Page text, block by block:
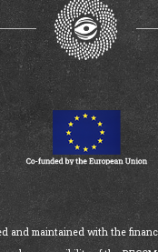
and maintained with the